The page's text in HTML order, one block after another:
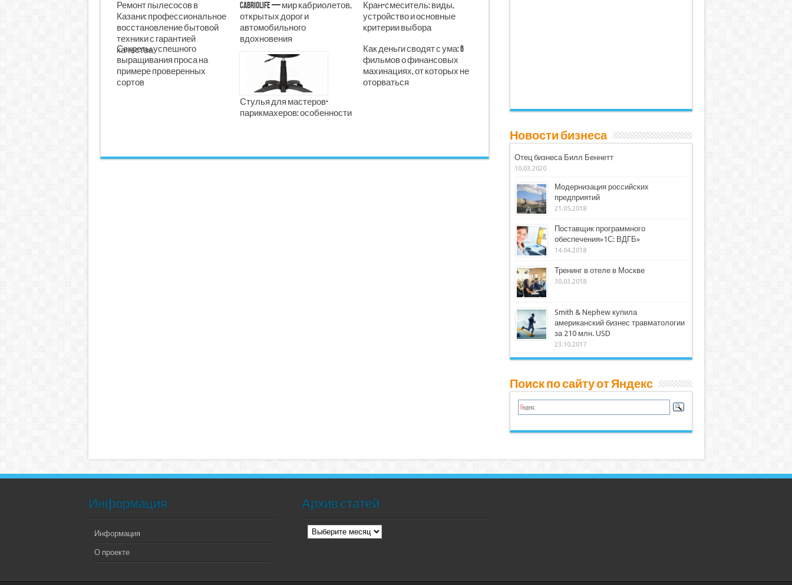
Ремонт пылесосов в
Казани: профессиональное
восстановление бытовой
техники с гарантией
качества
CabrioLife — мир кабриолетов,
открытых дорог и
автомобильного
вдохновения
Кран-смеситель: виды,
устройство и основные
критерии выбора
Секреты успешного
выращивания проса на
примере проверенных
сортов
Стулья для мастеров-
парикмахеров: особенности
Как деньги сводят с ума: 6
фильмов о финансовых
махинациях, от которых не
оторваться
Новости бизнеса
Отец бизнеса Билл Беннетт
10.03.2020
Модернизация российских
предприятий
21.05.2018
Поставщик программного
обеспечения»1С: ВДГБ»
14.04.2018
Тренинг в отеле в Москве
30.03.2018
Smith & Nephew купила
американский бизнес травматологии
за 210 млн. USD
23.10.2017
Поиск по сайту от Яндекс
Информация
Информация
О проекте
Архив статей
Архив
статей